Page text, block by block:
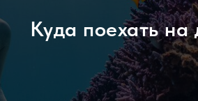
Куда поехать на